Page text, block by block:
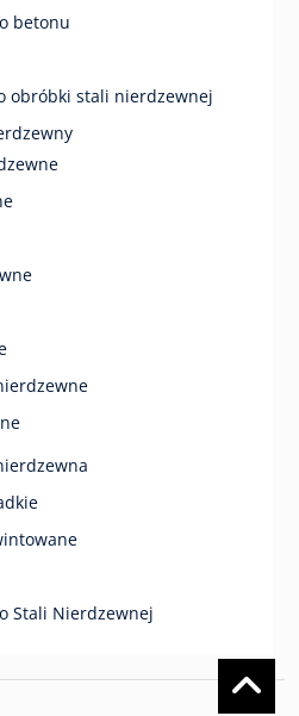
betonu
obróbki stali nierdzewnej
Stali Nierdzewnej